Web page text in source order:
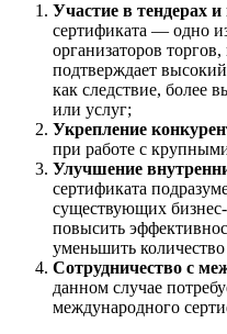
Участие в тендерах и
сертификата — одно
организаторов
подтверждает
как следствие, более
или услуг;
Укрепление
при работе с
Улучшение
сертификата
существующих
повысить
уменьшить
Сотрудничество с
данном случае
международного